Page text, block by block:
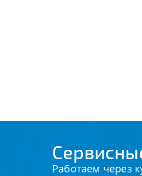
Работаем через